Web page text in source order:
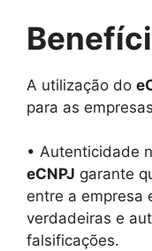
A utilização do
para as
• Autenticidade
eCNPJ garante
entre a empresa
verdadeiras e
falsificações.